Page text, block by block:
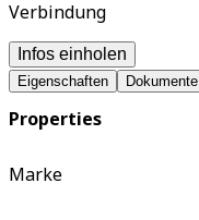
Verbindung
Infos einholen
Eigenschaften Dokumente
Properties
Marke